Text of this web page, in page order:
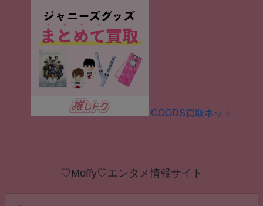
GOODS買取ネット
♡Moffy♡エンタメ情報サイト